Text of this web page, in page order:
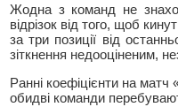
Жодна з команд не
відрізок від того, щоб
за три позиції від
зіткнення недооціненим,
Ранні коефіцієнти на
обидві команди